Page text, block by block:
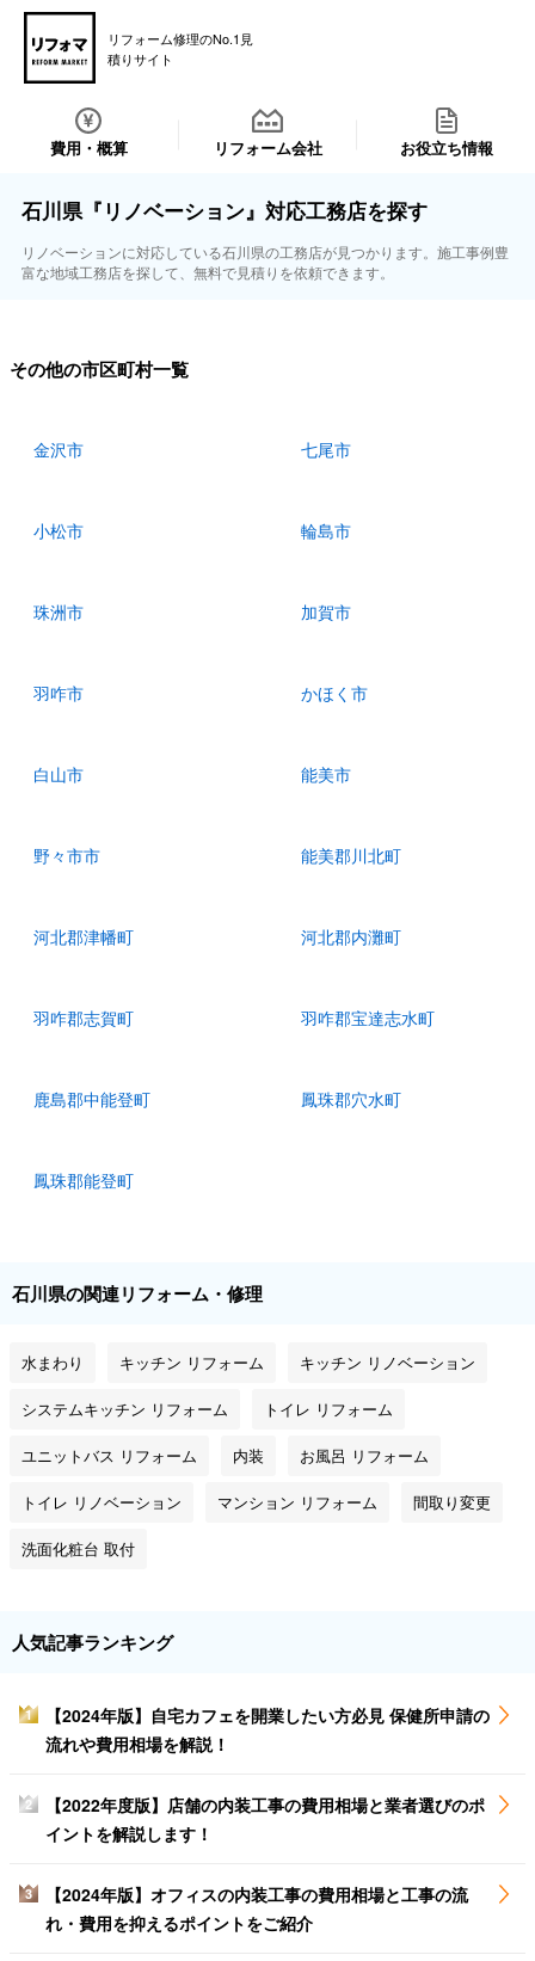
リフォーム修理のNo.1見
積りサイト
費用・概算 リフォーム会社 お役立ち情報
石川県『リノベーション』対応工務店を探す
リノベーションに対応している石川県の工務店が見つかります。施工事例豊
富な地域工務店を探して、無料で見積りを依頼できます。
その他の市区町村一覧
金沢市 七尾市
小松市 輪島市
珠洲市 加賀市
羽咋市 かほく市
白山市 能美市
野々市市 能美郡川北町
河北郡津幡町 河北郡内灘町
羽咋郡志賀町 羽咋郡宝達志水町
鹿島郡中能登町 鳳珠郡穴水町
鳳珠郡能登町
石川県の関連リフォーム・修理
水まわり キッチン リフォーム キッチン リノベーション
システムキッチン リフォーム トイレ リフォーム
ユニットバス リフォーム 内装 お風呂 リフォーム
トイレ リノベーション マンション リフォーム 間取り変更
洗面化粧台 取付
人気記事ランキング
1
【2024年版】自宅カフェを開業したい方必見 保健所申請の
流れや費用相場を解説！
2
【2022年度版】店舗の内装工事の費用相場と業者選びのポ
イントを解説します！
3
【2024年版】オフィスの内装工事の費用相場と工事の流
れ・費用を抑えるポイントをご紹介